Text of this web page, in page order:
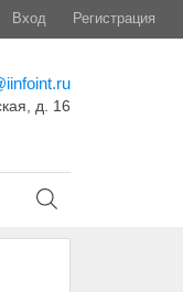
Вход Регистрация
д. 16